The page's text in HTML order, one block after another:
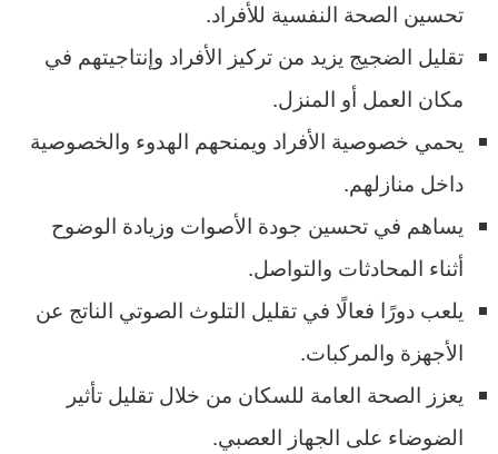
تحسين الصحة النفسية للأفراد.
تقليل الضجيج يزيد من تركيز الأفراد وإنتاجيتهم في
مكان العمل أو المنزل.
يحمي خصوصية الأفراد ويمنحهم الهدوء والخصوصية
داخل منازلهم.
يساهم في تحسين جودة الأصوات وزيادة الوضوح
أثناء المحادثات والتواصل.
يلعب دورًا فعالًا في تقليل التلوث الصوتي الناتج عن
الأجهزة والمركبات.
يعزز الصحة العامة للسكان من خلال تقليل تأثير
الضوضاء على الجهاز العصبي.